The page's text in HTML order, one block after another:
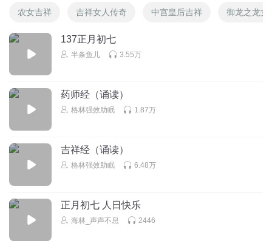
农女吉祥 吉祥女人传奇 中宫皇后吉祥 御龙之龙女
137正月初七
半条鱼儿 3.55万
药师经（诵读）
格林强效助眠 1.87万
吉祥经（诵读）
格林强效助眠 6.48万
正月初七 人日快乐
海林_声声不息 2446